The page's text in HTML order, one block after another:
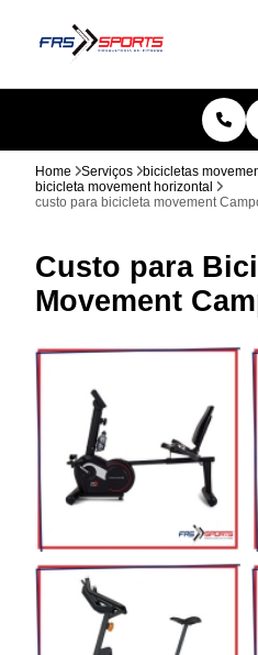
Home Serviços
bicicletas
bicicleta movement horizontal
custo para bicicleta movement
Custo para
Movement